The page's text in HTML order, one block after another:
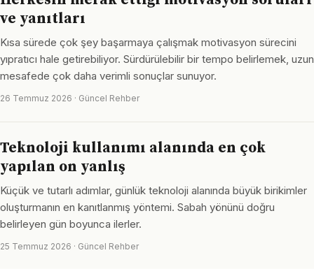
ve yanıtları
Kısa sürede çok şey başarmaya çalışmak motivasyon sürecini
yıpratıcı hale getirebiliyor. Sürdürülebilir bir tempo belirlemek, uzun
mesafede çok daha verimli sonuçlar sunuyor.
26 Temmuz 2026 · Güncel Rehber
Teknoloji kullanımı alanında en çok
yapılan on yanlış
Küçük ve tutarlı adımlar, günlük teknoloji alanında büyük birikimler
oluşturmanın en kanıtlanmış yöntemi. Sabah yönünü doğru
belirleyen gün boyunca ilerler.
25 Temmuz 2026 · Güncel Rehber